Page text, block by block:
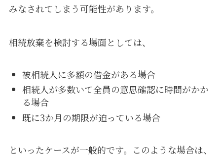
みなされてしまう可能性があります。
相続放棄を検討する場面としては、
被相続人に多額の借金がある場合
相続人が多数いて全員の意思確認に時間がかか
る場合
既に3か月の期限が迫っている場合
といったケースが一般的です。このような場合は、